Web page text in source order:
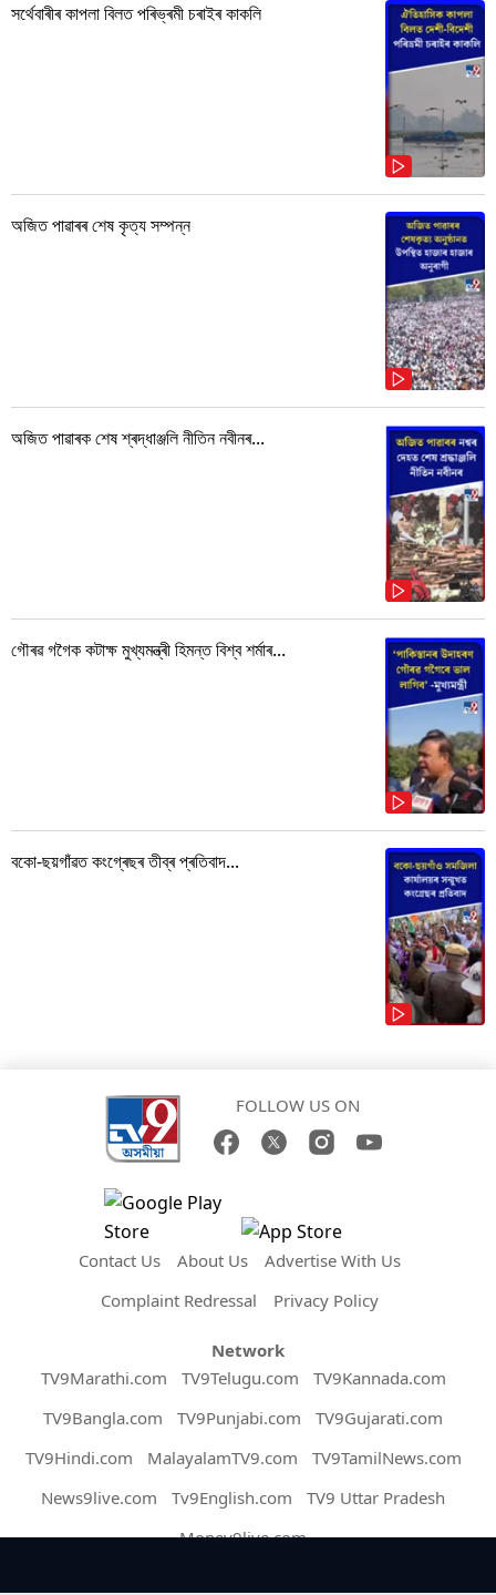
সৰ্থেবাৰীৰ কাপলা বিলত পৰিভ্ৰমী চৰাইৰ কাকলি
অজিত পাৱাৰৰ শেষ কৃত্য সম্পন্ন
অজিত পাৱাৰক শেষ শ্ৰদ্ধাঞ্জলি নীতিন নবীনৰ...
গৌৰৱ গগৈক কটাক্ষ মুখ্যমন্ত্ৰী হিমন্ত বিশ্ব শৰ্মাৰ...
বকো-ছয়গাঁৱত কংগ্ৰেছৰ তীব্ৰ প্ৰতিবাদ...
FOLLOW US ON
Contact Us About Us
Advertise With Us
Complaint Redressal
Privacy Policy
Network
TV9Marathi.com
TV9Telugu.com
TV9Kannada.com
TV9Bangla.com
TV9Punjabi.com
TV9Gujarati.com
TV9Hindi.com
MalayalamTV9.com
TV9TamilNews.com
News9live.com
Tv9English.com
TV9 Uttar Pradesh
Money9live.com